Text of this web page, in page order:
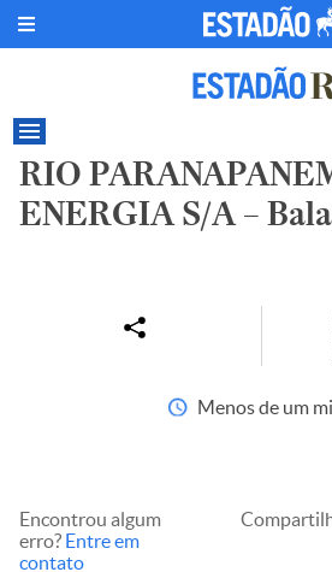
RIO
ENERGIA S/A –
Menos de um
Encontrou algum
erro? Entre em
contato